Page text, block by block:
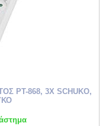
PT-868, 3X SCHUKO,